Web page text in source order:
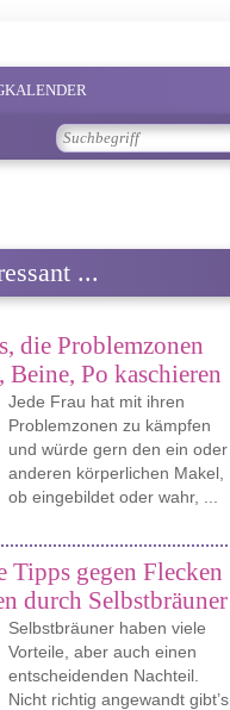
...
die Problemzonen
Beine, Po kaschieren
Jede Frau hat mit ihren
Problemzonen zu kämpfen
und würde gern den ein oder
anderen körperlichen Makel,
ob eingebildet oder wahr, ...
Tipps gegen Flecken
durch Selbstbräuner
Selbstbräuner haben viele
Vorteile, aber auch einen
entscheidenden Nachteil.
Nicht richtig angewandt gibt’s